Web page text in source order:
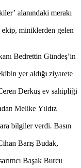
alanındaki merakı
ekip, miniklerden gelen
Bedrettin Gündeş’in
yer aldığı ziyarete
Derkuş ev sahipliği
Melike Yıldız
bilgiler verdi. Basın
Barış Budak,
Başak Burcu